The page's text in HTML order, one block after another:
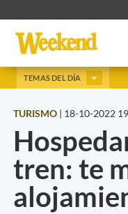
TEMAS DEL DÍA
TURISMO | 18-10-2022
tren: te